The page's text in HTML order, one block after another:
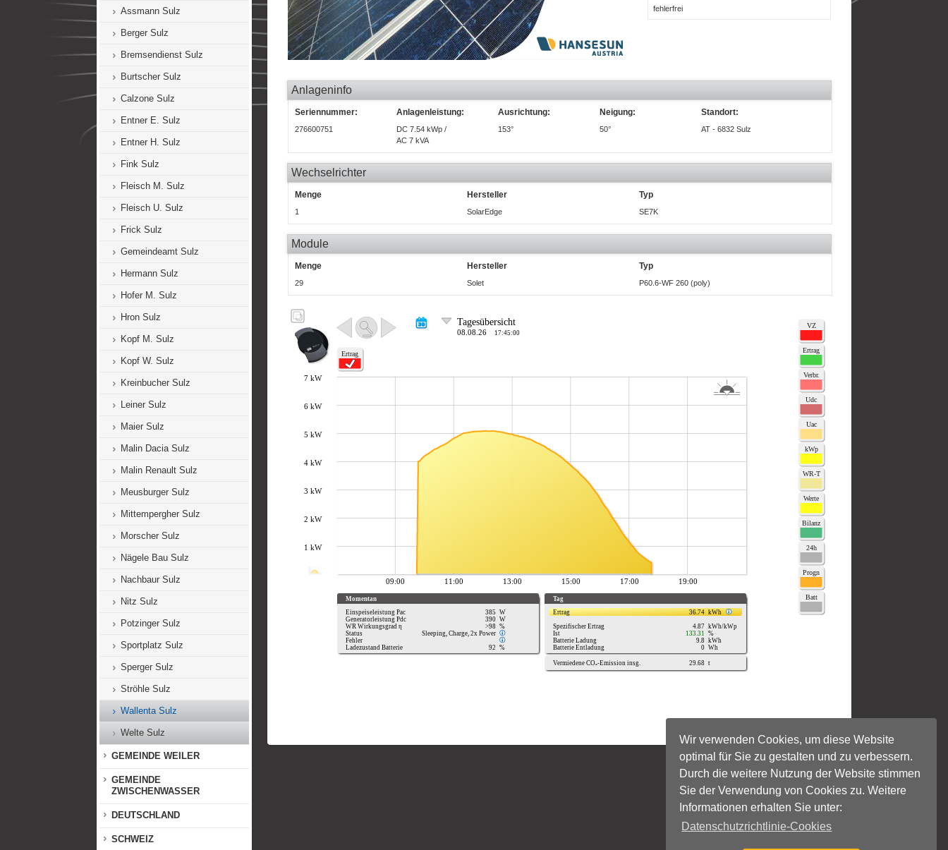
Wir verwenden Cookies, um diese Website
optimal für Sie zu gestalten und zu verbessern.
Durch die weitere Nutzung der Website stimmen
Sie der Verwendung von Cookies zu. Weitere
Informationen erhalten Sie unter:
Datenschutzrichtlinie-Cookies
Assmann Sulz
Berger Sulz
Bremsendienst Sulz
Burtscher Sulz
Calzone Sulz
Entner E. Sulz
Entner H. Sulz
Fink Sulz
Fleisch M. Sulz
Fleisch U. Sulz
Frick Sulz
Gemeindeamt Sulz
Hermann Sulz
Hofer M. Sulz
Hron Sulz
Kopf M. Sulz
Kopf W. Sulz
Kreinbucher Sulz
Leiner Sulz
Maier Sulz
Malin Dacia Sulz
Malin Renault Sulz
Meusburger Sulz
Mittempergher Sulz
Morscher Sulz
Nägele Bau Sulz
Nachbaur Sulz
Nitz Sulz
Potzinger Sulz
Sportplatz Sulz
Sperger Sulz
Ströhle Sulz
Wallenta Sulz
Welte Sulz
GEMEINDE WEILER
GEMEINDE
ZWISCHENWASSER
DEUTSCHLAND
SCHWEIZ
fehlerfrei
Anlageninfo
Seriennummer: Anlagenleistung: Ausrichtung: Neigung: Standort:
276600751
DC 7.54 kWp /
AC 7 kVA
153° 50° AT - 6832 Sulz
Wechselrichter
Menge Hersteller Typ
1 SolarEdge SE7K
Module
Menge Hersteller Typ
29 Solet P60.6-WF 260 (poly)